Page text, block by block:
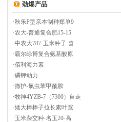
劲爆产品
·秋乐P型亲本制种郑单9
·农大-普通复合肥15-15
·中农大787-玉米种子-喜
·霸尔绿博复合氨基酸原
·佰利海力素
·磷钾动力
·撒护-氯虫苯甲酰胺
·牧神4YZB-7（7300）自走
·矮大棒棒子拉长素叶宽
·玉米杂交种-名玉20-高